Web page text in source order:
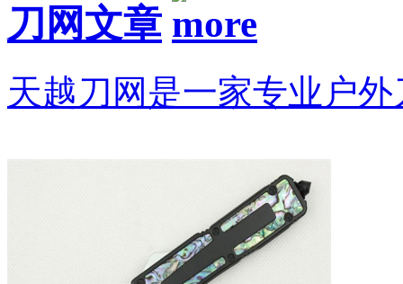
刀网文章
天越刀网是一家专业户